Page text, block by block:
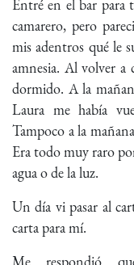
Entré en el bar para
camarero, pero
mis adentros qué le
amnesia. Al volver a
dormido. A la
Laura me había
Tampoco a la
Era todo muy raro
agua o de la luz.
Un día vi pasar al
carta para mí.